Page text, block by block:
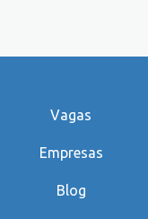
Vagas
Empresas
Blog